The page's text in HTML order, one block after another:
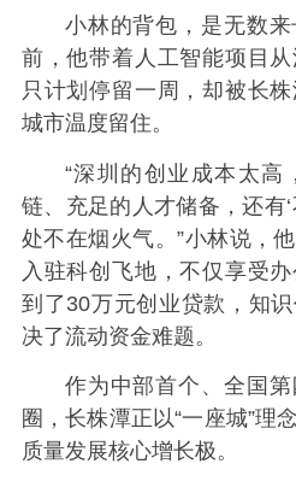
小林的背包，是无数
前，他带着人工智能项目
只计划停留一周，却被长
城市温度留住。
“深圳的创业成本太高
链、充足的人才储备，还有
处不在烟火气。”小林说，
入驻科创飞地，不仅享受
到了30万元创业贷款，知
决了流动资金难题。
作为中部首个、全国
圈，长株潭正以“一座城”理
质量发展核心增长极。